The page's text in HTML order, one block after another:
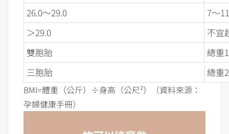
26.0～29.0
7～
＞29.0
不宜
雙胞胎
總重
三胞胎
總重
BMI=體重（公斤）÷身高（公尺²）（資料來源：
孕婦健康手冊）